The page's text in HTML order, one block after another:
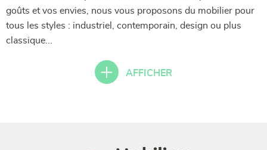
goûts et vos envies, nous vous proposons du mobilier pour
tous les styles : industriel, contemporain, design ou plus
classique...
AFFICHER